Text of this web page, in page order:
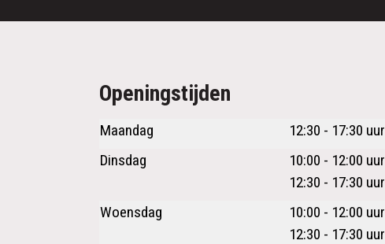
Openingstijden
Maandag
12:30 - 17:30 uur
Dinsdag
10:00 - 12:00 uur
12:30 - 17:30 uur
Woensdag
10:00 - 12:00 uur
12:30 - 17:30 uur